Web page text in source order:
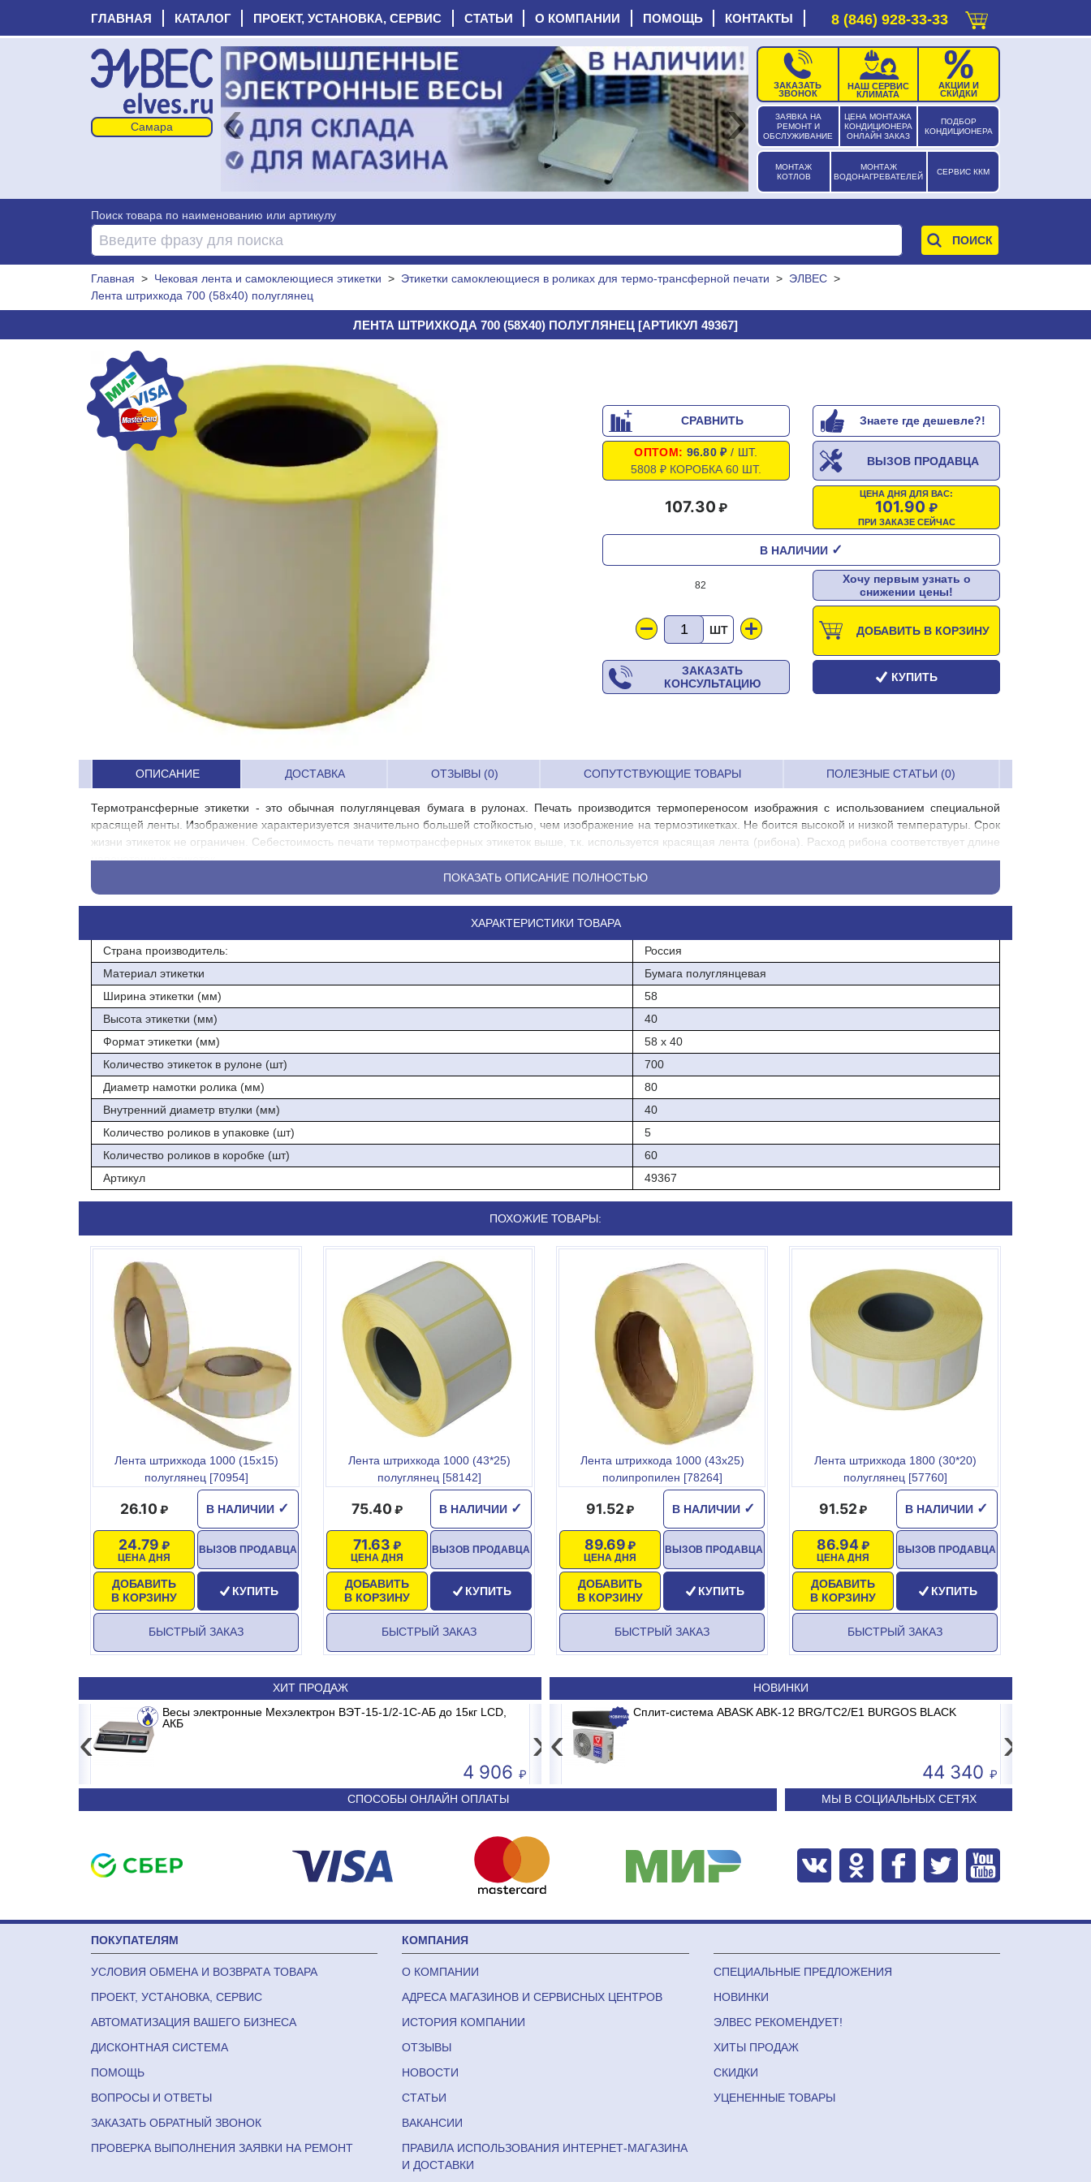
ГЛАВНАЯ КАТАЛОГ ПРОЕКТ, УСТАНОВКА, СЕРВИС СТАТЬИ О КОМПАНИИ ПОМОЩЬ КОНТАКТЫ 8 (846) 928-33-33
ЗАЯВКА НА
РЕМОНТ И
ОБСЛУЖИВАНИЕ
ЦЕНА МОНТАЖА
КОНДИЦИОНЕРА
ОНЛАЙН ЗАКАЗ
ПОДБОР
КОНДИЦИОНЕРА
МОНТАЖ
КОТЛОВ
МОНТАЖ
ВОДОНАГРЕВАТЕЛЕЙ
СЕРВИС ККМ
ЗАКАЗАТЬ
ЗВОНОК
НАШ СЕРВИС
КЛИМАТА
АКЦИИ И
СКИДКИ
‹ ›
Поиск товара по наименованию или артикулу
Главная > Чековая лента и самоклеющиеся этикетки > Этикетки самоклеющиеся в роликах для термо-трансферной печати > ЭЛВЕС >
Лента штрихкода 700 (58х40) полуглянец
ЛЕНТА ШТРИХКОДА 700 (58Х40) ПОЛУГЛЯНЕЦ [АРТИКУЛ 49367]
СРАВНИТЬ Знаете где дешевле?!
ВЫЗОВ ПРОДАВЦА
ЦЕНА ДНЯ ДЛЯ ВАС:
101.90
ПРИ ЗАКАЗЕ СЕЙЧАС
107.30
ОПТОМ: 96.80 ₽/ ШТ.
5808 ₽ КОРОБКА 60 ШТ.
В НАЛИЧИИ ✓
82
Хочу первым узнать о
снижении цены!
ШТ ДОБАВИТЬ В КОРЗИНУ
ЗАКАЗАТЬ
КОНСУЛЬТАЦИЮ
КУПИТЬ
ОПИСАНИЕ ДОСТАВКА ОТЗЫВЫ (0) СОПУТСТВУЮЩИЕ ТОВАРЫ ПОЛЕЗНЫЕ СТАТЬИ (0)
Термотрансферные этикетки - это обычная полуглянцевая бумага в рулонах. Печать производится термопереносом изображния с использованием специальной
красящей ленты. Изображение характеризуется значительно большей стойкостью, чем изображение на термоэтикетках. Не боится высокой и низкой температуры. Срок
жизни этикеток не ограничен. Себестоимость печати термотрансферных этикеток выше, т.к. используется красящая лента (рибона). Расход рибона соответствует длине
напечатанных этикеток.
Размер этикетки 58 *40 , 580шт. в ролике.
Внешний диаметр: 74мм
Рекомендуемая красащая лента: WAX.
Температурный диапозон применения: -40 С +70С
ПОКАЗАТЬ ОПИСАНИЕ ПОЛНОСТЬЮ
ХАРАКТЕРИСТИКИ ТОВАРА
Страна производитель:
Россия
Материал этикетки
Бумага полуглянцевая
Ширина этикетки (мм)
58
Высота этикетки (мм)
40
Формат этикетки (мм)
58 х 40
Количество этикеток в рулоне (шт)
700
Диаметр намотки ролика (мм)
80
Внутренний диаметр втулки (мм)
40
Количество роликов в упаковке (шт)
5
Количество роликов в коробке (шт)
60
Артикул
49367
ПОХОЖИЕ ТОВАРЫ:
Лента штрихкода 1000 (15х15)
полуглянец [70954]
В НАЛИЧИИ ✓
26.10
ЦЕНА ДНЯ
24.79
ДОБАВИТЬ
В КОРЗИНУ
ВЫЗОВ ПРОДАВЦА
КУПИТЬ
БЫСТРЫЙ ЗАКАЗ
Лента штрихкода 1000 (43*25)
полуглянец [58142]
В НАЛИЧИИ ✓
75.40
ЦЕНА ДНЯ
71.63
ДОБАВИТЬ
В КОРЗИНУ
ВЫЗОВ ПРОДАВЦА
КУПИТЬ
БЫСТРЫЙ ЗАКАЗ
Лента штрихкода 1000 (43х25)
полипропилен [78264]
В НАЛИЧИИ ✓
91.52
ЦЕНА ДНЯ
89.69
ДОБАВИТЬ
В КОРЗИНУ
ВЫЗОВ ПРОДАВЦА
КУПИТЬ
БЫСТРЫЙ ЗАКАЗ
Лента штрихкода 1800 (30*20)
полуглянец [57760]
В НАЛИЧИИ ✓
91.52
ЦЕНА ДНЯ
86.94
ДОБАВИТЬ
В КОРЗИНУ
ВЫЗОВ ПРОДАВЦА
КУПИТЬ
БЫСТРЫЙ ЗАКАЗ
ХИТ ПРОДАЖ
Весы электронные Мехэлектрон ВЭТ-15-1/2-1С-АБ до 15кг LCD,
АКБ
4 906
Весы электронные CAS PRII -15CD до 15 кг 2/5г
4 593
‹ ›
НОВИНКИ
Сплит-система ABASK ABK/INV-18 MDR/MB2/E1 MADRID INVERTER
50 590
Сплит-система ABASK ABK-12 BRG/TC2/E1 BURGOS BLACK
44 340
‹ ›
СПОСОБЫ ОНЛАЙН ОПЛАТЫ МЫ В СОЦИАЛЬНЫХ СЕТЯХ
ПОКУПАТЕЛЯМ
УСЛОВИЯ ОБМЕНА И ВОЗВРАТА ТОВАРА
ПРОЕКТ, УСТАНОВКА, СЕРВИС
АВТОМАТИЗАЦИЯ ВАШЕГО БИЗНЕСА
ДИСКОНТНАЯ СИСТЕМА
ПОМОЩЬ
ВОПРОСЫ И ОТВЕТЫ
ЗАКАЗАТЬ ОБРАТНЫЙ ЗВОНОК
ПРОВЕРКА ВЫПОЛНЕНИЯ ЗАЯВКИ НА РЕМОНТ
КОМПАНИЯ
О КОМПАНИИ
АДРЕСА МАГАЗИНОВ И СЕРВИСНЫХ ЦЕНТРОВ
ИСТОРИЯ КОМПАНИИ
ОТЗЫВЫ
НОВОСТИ
СТАТЬИ
ВАКАНСИИ
ПРАВИЛА ИСПОЛЬЗОВАНИЯ ИНТЕРНЕТ-МАГАЗИНА
И ДОСТАВКИ
СПЕЦИАЛЬНЫЕ ПРЕДЛОЖЕНИЯ
НОВИНКИ
ЭЛВЕС РЕКОМЕНДУЕТ!
ХИТЫ ПРОДАЖ
СКИДКИ
УЦЕНЕННЫЕ ТОВАРЫ